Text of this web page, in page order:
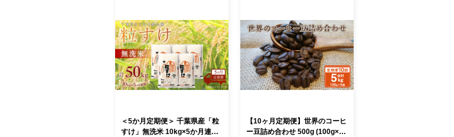
＜5か月定期便＞ 千葉県産「粒
すけ」無洗米 10kg×5か月連続
【10ヶ月定期便】世界のコーヒ
ー豆詰め合わせ 500g (100g×5